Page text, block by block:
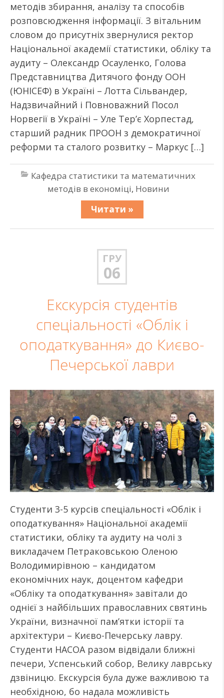
методів збирання, аналізу та способів
розповсюдження інформації. З вітальним
словом до присутніх звернулися ректор
Національної академії статистики, обліку та
аудиту – Олександр Осауленко, Голова
Представництва Дитячого фонду ООН
(ЮНІСЕФ) в Україні – Лотта Сільвандер,
Надзвичайний і Повноважний Посол
Норвегії в Україні – Уле Тер’є Хорпестад,
старший радник ПРООН з демократичної
реформи та сталого розвитку – Маркус […]
Кафедра статистики та математичних
методів в економіці, Новини
Читати »
ГРУ
06
Екскурсія студентів
спеціальності «Облік і
оподаткування» до Києво-
Печерської лаври
Студенти 3-5 курсів спеціальності «Облік і
оподаткування» Національної академії
статистики, обліку та аудиту на чолі з
викладачем Петраковською Оленою
Володимирівною – кандидатом
економічних наук, доцентом кафедри
«Обліку та оподаткування» завітали до
однієї з найбільших православних святинь
України, визначної пам’ятки історії та
архітектури – Києво-Печерську лавру.
Студенти НАСОА разом відвідали ближні
печери, Успенський собор, Велику лаврську
дзвіницю. Екскурсія була дуже важливою та
необхідною, бо надала можливість